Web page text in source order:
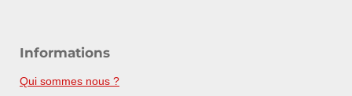
Informations
Qui sommes nous ?